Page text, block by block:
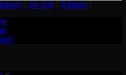
/ JA-100 / Trådløs /